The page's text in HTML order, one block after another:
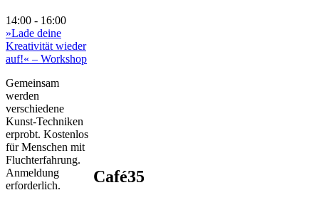
14:00 - 16:00
»Lade deine
Kreativität wieder
auf!« – Workshop
Gemeinsam
werden
verschiedene
Kunst-Techniken
erprobt. Kostenlos
für Menschen mit
Fluchterfahrung.
Anmeldung
erforderlich.
Café35